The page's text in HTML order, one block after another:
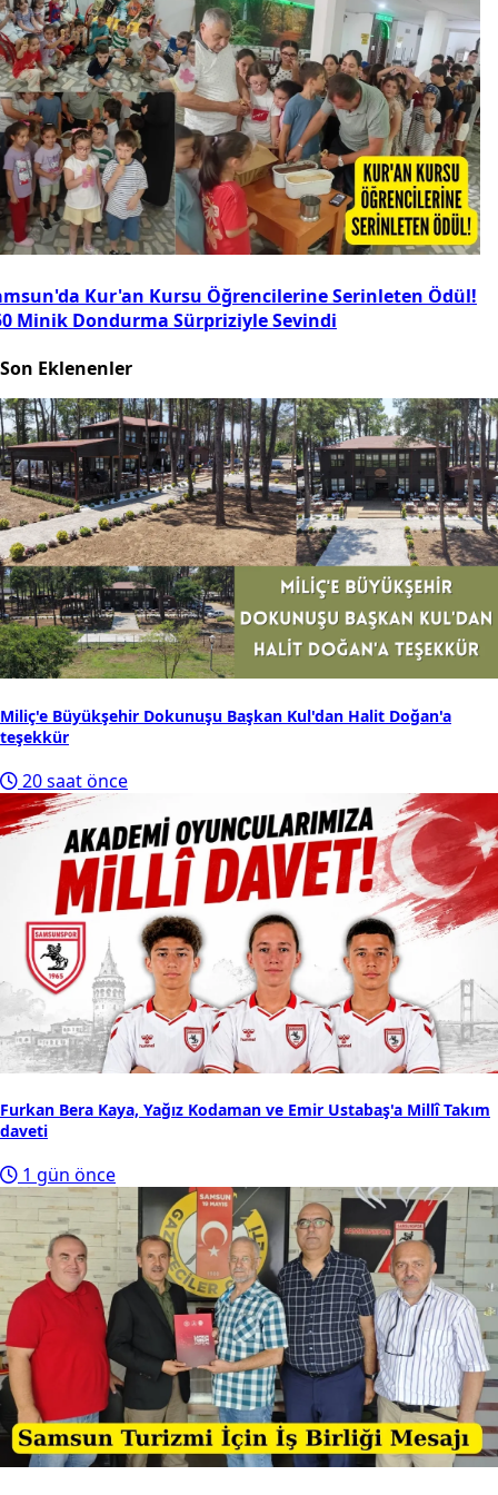
Kur'an Kursu Öğrencilerine Serinleten Ödül!
Minik Dondurma Sürpriziyle Sevindi
Son Eklenenler
Miliç'e Büyükşehir Dokunuşu Başkan Kul'dan Halit Doğan'a
teşekkür
20 saat önce
Furkan Bera Kaya, Yağız Kodaman ve Emir Ustabaş'a Millî Takım
daveti
1 gün önce